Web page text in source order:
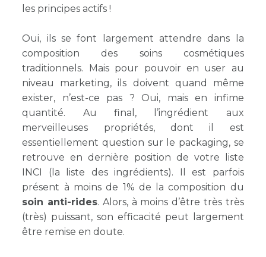
les principes actifs !
Oui, ils se font largement attendre dans la
composition des soins cosmétiques
traditionnels. Mais pour pouvoir en user au
niveau marketing, ils doivent quand même
exister, n’est-ce pas ? Oui, mais en infime
quantité. Au final, l’ingrédient aux
merveilleuses propriétés, dont il est
essentiellement question sur le packaging, se
retrouve en dernière position de votre liste
INCI (la liste des ingrédients). Il est parfois
présent à moins de 1% de la composition du
soin anti-rides. Alors, à moins d’être très très
(très) puissant, son efficacité peut largement
être remise en doute.